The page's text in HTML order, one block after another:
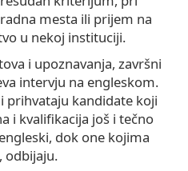
mesta ili prijem na
u nekoj instituciji.
i upoznavanja, završni
intervju na engleskom.
prihvataju kandidate koji
i kvalifikacija još i tečno
dok one kojima
odbijaju.